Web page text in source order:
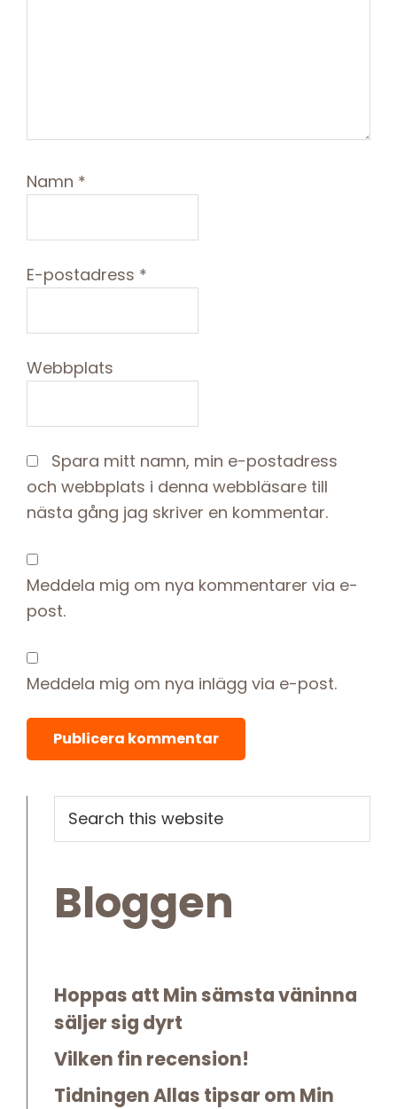
Namn *
E-postadress *
Webbplats
Spara mitt namn, min e-postadress
och webbplats i denna webbläsare till
nästa gång jag skriver en kommentar.
Meddela mig om nya kommentarer via e-
post.
Meddela mig om nya inlägg via e-post.
Primary
Sidebar
this
website
Bloggen
Hoppas att Min sämsta väninna
säljer sig dyrt
Vilken fin recension!
Tidningen Allas tipsar om Min